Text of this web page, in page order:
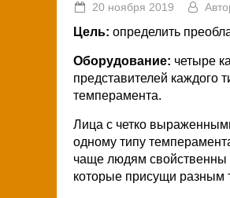
20 ноября 2019
Цель: определить
Оборудование: четыре
представителей каждого
темперамента.
Лица с четко
одному типу
чаще людям свойственны
которые присущи разным